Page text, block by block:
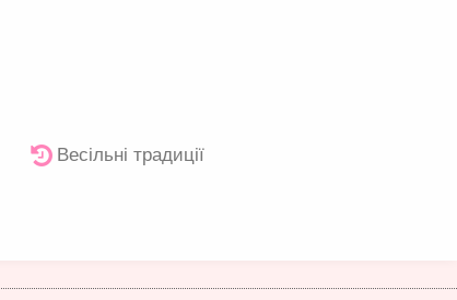
Весільні традиції